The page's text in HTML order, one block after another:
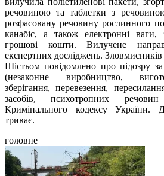
речовиною та таблетки з
розфасовану речовину рослинного
канабіс, а також електронні ваги,
грошові кошти. Вилучене
експертних досліджень.
Шістьом повідомлено про підозру
(незаконне виробництво,
зберігання, перевезення,
засобів, психотропних
Кримінального кодексу України.
триває.
головне